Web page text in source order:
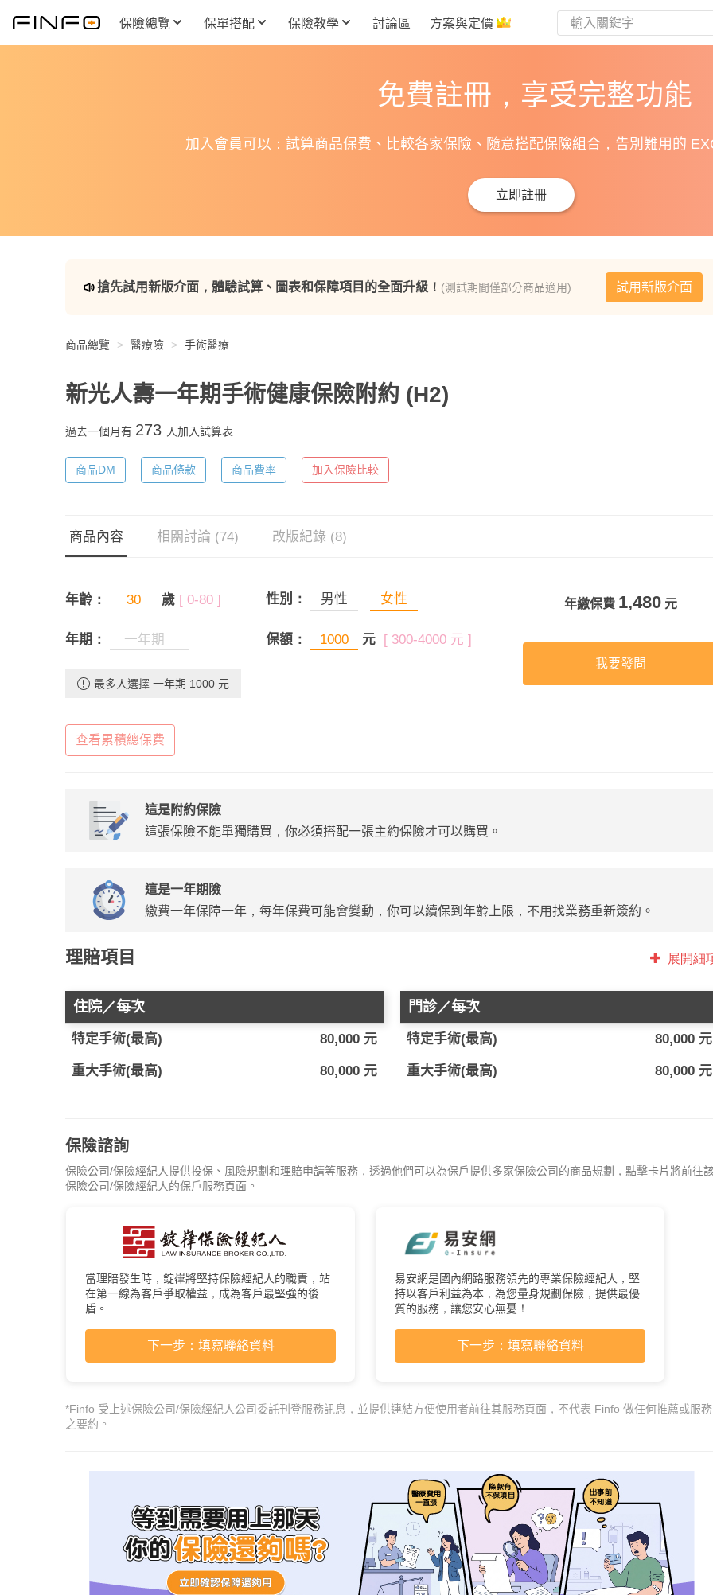
保險總覽 保單搭配 保險教學 討論區 方案與定價
免費註冊，享受完整功能
加入會員可以：試算商品保費、比較各家保險、隨意搭配保險組合，告別難用的
立即註冊
搶先試用新版介面，體驗試算、圖表和保障項目的全面升級！ (測試期間僅部分商品適用) 試用新版介面
商品總覽 醫療險 手術醫療
新光人壽一年期手術健康保險附約 (H2)
過去一個月有 273 人加入試算表
商品DM 商品條款 商品費率 加入保險比較
商品內容 相關討論 (74) 改版紀錄 (8)
年齡： 歲 [ 0-80 ] 性別： 男性 女性
年期： 保額： 元 [ 300-4000 元 ]
最多人選擇 一年期 1000 元
年繳保費 1,480元
我要發問
查看累積總保費
這是附約保險
這張保險不能單獨購買，你必須搭配一張主約保險才可以購買。
這是一年期險
繳費一年保障一年，每年保費可能會變動，你可以續保到年齡上限，不用找業務重新簽約。
理賠項目 展開細
住院／每次
特定手術(最高) 80,000 元
重大手術(最高) 80,000 元
門診／每次
特定手術(最高) 80,000 元
重大手術(最高) 80,000 元
保險諮詢
保險公司/保險經紀人提供投保、風險規劃和理賠申請等服務，透過他們可以為保戶提供多家保險公司的商品規劃，點擊卡片將前往
保險公司/保險經紀人的保戶服務頁面。
當理賠發生時，錠嵂將堅持保險經紀人的職責，站
在第一線為客戶爭取權益，成為客戶最堅強的後
盾。
下一步：填寫聯絡資料
易安網是國內網路服務領先的專業保險經紀人，堅
持以客戶利益為本，為您量身規劃保險，提供最優
質的服務，讓您安心無憂！
下一步：填寫聯絡資料
*Finfo 受上述保險公司/保險經紀人公司委託刊登服務訊息，並提供連結方便使用者前往其服務頁面，不代表 Finfo 做任何推薦或服務
之要約。